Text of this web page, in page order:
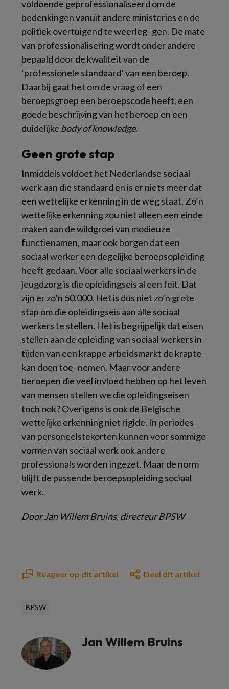
voldoende geprofessionaliseerd om de
bedenkingen vanuit andere ministeries en de
politiek overtuigend te weerleg- gen. De mate
van professionalisering wordt onder andere
bepaald door de kwaliteit van de
‘professionele standaard’ van een beroep.
Daarbij gaat het om de vraag of een
beroepsgroep een beroepscode heeft, een
goede beschrijving van het beroep en een
duidelijke body of knowledge.
Geen grote stap
Inmiddels voldoet het Nederlandse sociaal
werk aan die standaard en is er niets meer dat
een wettelijke erkenning in de weg staat. Zo’n
wettelijke erkenning zou niet alleen een einde
maken aan de wildgroei van modieuze
functienamen, maar ook borgen dat een
sociaal werker een degelijke beroepsopleiding
heeft gedaan. Voor alle sociaal werkers in de
jeugdzorg is die opleidingseis al een feit. Dat
zijn er zo’n 50.000. Het is dus niet zo’n grote
stap om die opleidingseis aan álle sociaal
werkers te stellen. Het is begrijpelijk dat eisen
stellen aan de opleiding van sociaal werkers in
tijden van een krappe arbeidsmarkt de krapte
kan doen toe- nemen. Maar voor andere
beroepen die veel invloed hebben op het leven
van mensen stellen we die opleidingseisen
toch ook? Overigens is ook de Belgische
wettelijke erkenning niet rigide. In periodes
van personeelstekorten kunnen voor sommige
vormen van sociaal werk ook andere
professionals worden ingezet. Maar de norm
blijft de passende beroepsopleiding sociaal
werk.
Door Jan Willem Bruins, directeur BPSW
Reageer op dit artikel Deel dit artikel
BPSW
Jan Willem Bruins